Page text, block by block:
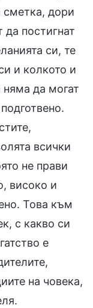
сметка, дори
да постигнат
си, те
и колкото и
няма да могат
всички
не прави
високо и
Това към
с какво си
е
на човека,